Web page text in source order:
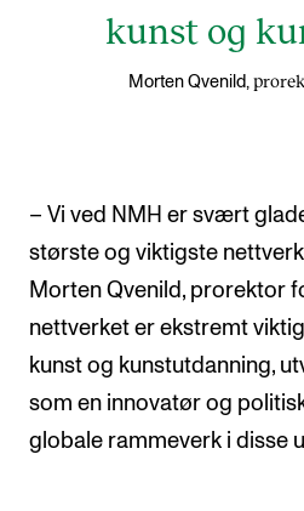
kunst og
Morten Qvenild,
– Vi ved NMH er svært
største og viktigste
Morten Qvenild, prorektor
nettverket er ekstremt
kunst og kunstutdanning,
som en innovatør og
globale rammeverk i disse